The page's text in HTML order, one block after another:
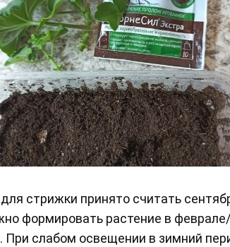
стрижки принято считать
формировать растение в
При слабом освещении в зимний